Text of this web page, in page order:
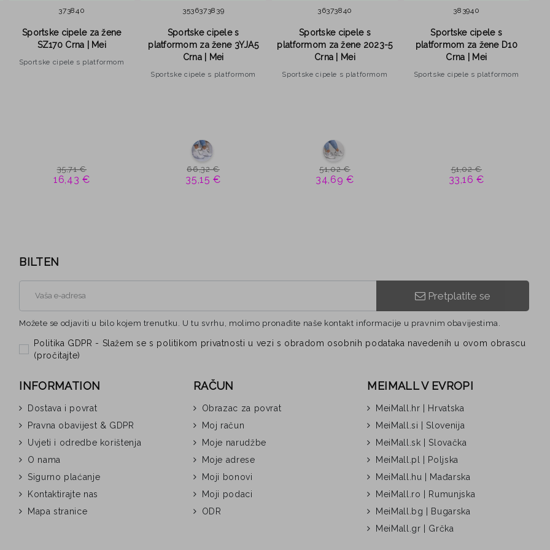
373840
Sportske cipele za žene
SZ170 Crna | Mei
Sportske cipele s platformom
16,43 €
35,71 €
35363738 39
Sportske cipele s
platformom za žene 3YJA5
Crna | Mei
Sportske cipele s platformom
35,15 €
66,32 €
36373840
Sportske cipele s
platformom za žene 2023-5
Crna | Mei
Sportske cipele s platformom
34,69 €
51,02 €
38 3940
Sportske cipele s
platformom za žene D10
Crna | Mei
Sportske cipele s platformom
33,16 €
51,02 €
BILTEN
Pretplatite se
Možete se odjaviti u bilo kojem trenutku. U tu svrhu, molimo pronađite naše kontakt informacije u pravnim obavijestima.
Politika GDPR - Slažem se s politikom privatnosti u vezi s obradom osobnih podataka navedenih u ovom obrascu
(pročitajte)
INFORMATION
Dostava i povrat
Pravna obavijest & GDPR
Uvjeti i odredbe korištenja
O nama
Sigurno plaćanje
Kontaktirajte nas
Mapa stranice
RAČUN
Obrazac za povrat
Moj račun
Moje narudžbe
Moje adrese
Moji bonovi
Moji podaci
ODR
MEIMALL V EVROPI
MeiMall.hr | Hrvatska
MeiMall.si | Slovenija
MeiMall.sk | Slovačka
MeiMall.pl | Poljska
MeiMall.hu | Mađarska
MeiMall.ro | Rumunjska
MeiMall.bg | Bugarska
MeiMall.gr | Grčka